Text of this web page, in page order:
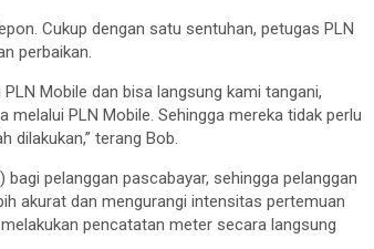
Cukup dengan satu sentuhan, petugas PLN
perbaikan.
Mobile dan bisa langsung kami tangani,
PLN Mobile. Sehingga mereka tidak perlu
dilakukan,” terang Bob.
pelanggan pascabayar, sehingga pelanggan
akurat dan mengurangi intensitas pertemuan
pencatatan meter secara langsung